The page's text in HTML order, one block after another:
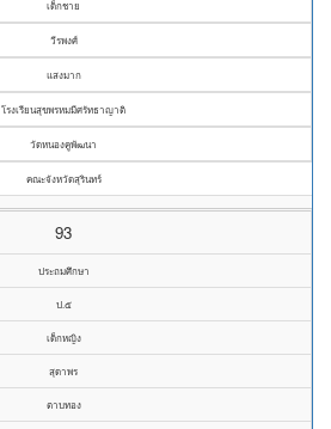
เด็กชาย
วีรพงศ์
แสงมาก
โรงเรียนสุขพรหมมีศรัทธาญาติ
วัดหนองคูพัฒนา
คณะจังหวัดสุรินทร์
93
ประถมศึกษา
ป.๕
เด็กหญิง
สุดาพร
ตาบทอง